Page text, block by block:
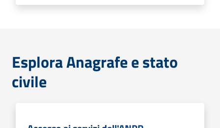
Esplora Anagrafe e stato
civile